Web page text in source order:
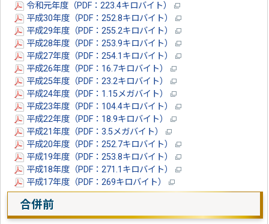
令和元年度（PDF：223.4キロバイト）
平成30年度（PDF：252.8キロバイト）
平成29年度（PDF：255.2キロバイト）
平成28年度（PDF：253.9キロバイト）
平成27年度（PDF：254.1キロバイト）
平成26年度（PDF：16.7キロバイト）
平成25年度（PDF：23.2キロバイト）
平成24年度（PDF：1.15メガバイト）
平成23年度（PDF：104.4キロバイト）
平成22年度（PDF：18.9キロバイト）
平成21年度（PDF：3.5メガバイト）
平成20年度（PDF：252.7キロバイト）
平成19年度（PDF：253.8キロバイト）
平成18年度（PDF：271.1キロバイト）
平成17年度（PDF：269キロバイト）
合併前